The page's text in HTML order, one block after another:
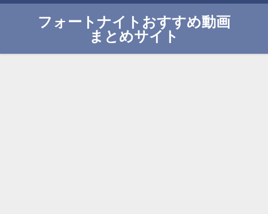
フォートナイトおすすめ動画
まとめサイト